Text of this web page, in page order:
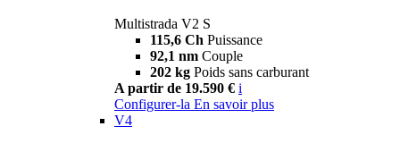
Multistrada V2 S
115,6 Ch Puissance
92,1 nm Couple
202 kg Poids sans carburant
A partir de 19.590 € i
Configurer-la En savoir plus
V4